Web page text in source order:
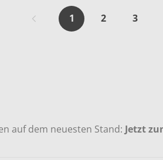
1 2 3
auf dem neuesten Stand: Jetzt